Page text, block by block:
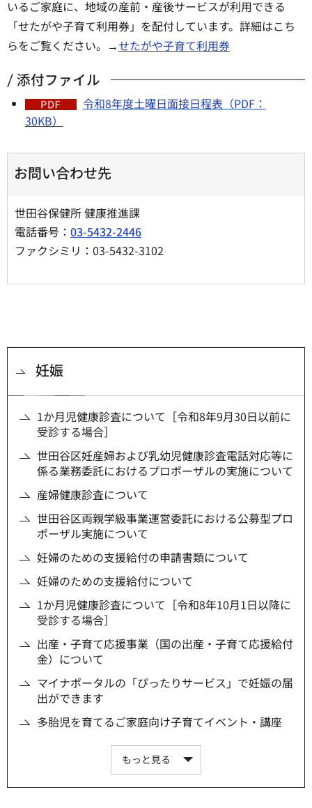
いるご家庭に、地域の産前・産後サービスが利用できる
「せたがや子育て利用券」を配付しています。詳細はこち
らをご覧ください。→せたがや子育て利用券
添付ファイル
令和8年度土曜日面接日程表（PDF：
30KB）
お問い合わせ先
世田谷保健所 健康推進課
電話番号： 03-5432-2446
ファクシミリ：03-5432-3102
妊娠
1か月児健康診査について［令和8年9月30日以前に
受診する場合］
世田谷区妊産婦および乳幼児健康診査電話対応等に
係る業務委託におけるプロポーザルの実施について
産婦健康診査について
世田谷区両親学級事業運営委託における公募型プロ
ポーザル実施について
妊婦のための支援給付の申請書類について
妊婦のための支援給付について
1か月児健康診査について［令和8年10月1日以降に
受診する場合］
出産・子育て応援事業（国の出産・子育て応援給付
金）について
マイナポータルの「ぴったりサービス」で妊娠の届
出ができます
多胎児を育てるご家庭向け子育てイベント・講座
もっと見る